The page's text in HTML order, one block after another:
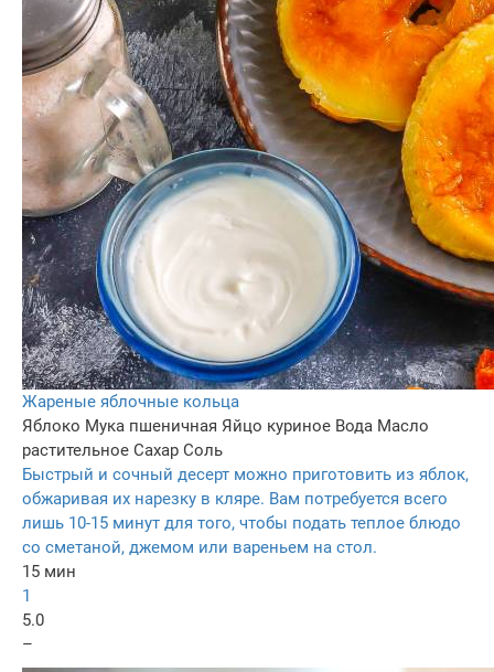
Жареные яблочные кольца
Яблоко Мука пшеничная Яйцо куриное Вода Масло
растительное Сахар Соль
Быстрый и сочный десерт можно приготовить из яблок,
обжаривая их нарезку в кляре. Вам потребуется всего
лишь 10-15 минут для того, чтобы подать теплое блюдо
со сметаной, джемом или вареньем на стол.
15 мин
1
5.0
–